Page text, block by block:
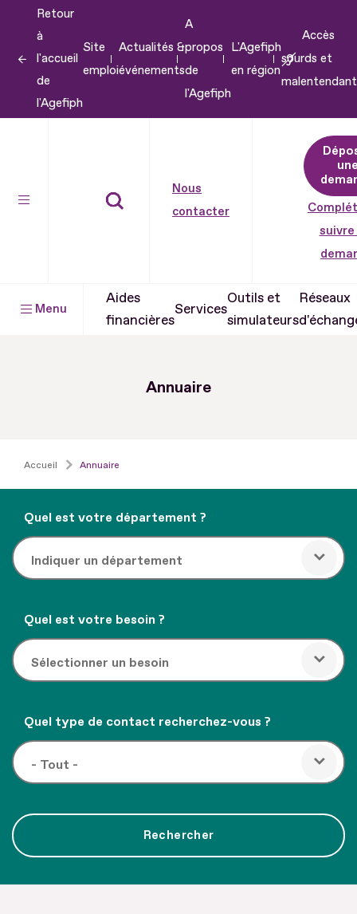
contenu
Retour
à
l'accueil
de
l'Agefiph
Site
emploi
Actualités &
événements
A
propos
de
l'Agefiph
L'Agefiph
en région
Accès
sourds et
Nous
contacter
suivre
Menu
Aides
financières
Services
Outils et
simulateurs
Réseaux
Annuaire
Accueil Annuaire
Quel est votre département ?
Quel est votre besoin ?
Quel type de contact recherchez-vous ?